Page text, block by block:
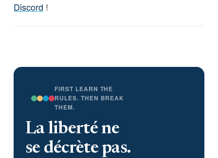
Discord !
FIRST LEARN THE
RULES. THEN BREAK
THEM.
La liberté ne
se décrète pas.